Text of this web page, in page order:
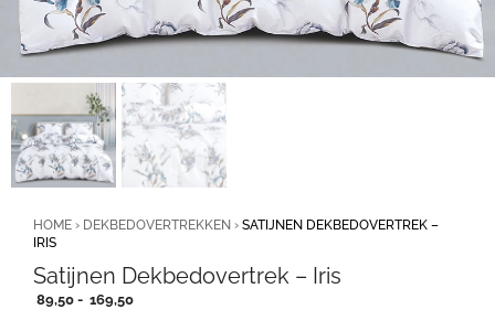
HOME › DEKBEDOVERTREKKEN › SATIJNEN DEKBEDOVERTREK –
IRIS
Satijnen Dekbedovertrek – Iris
89,50 - 169,50Prijsklasse: